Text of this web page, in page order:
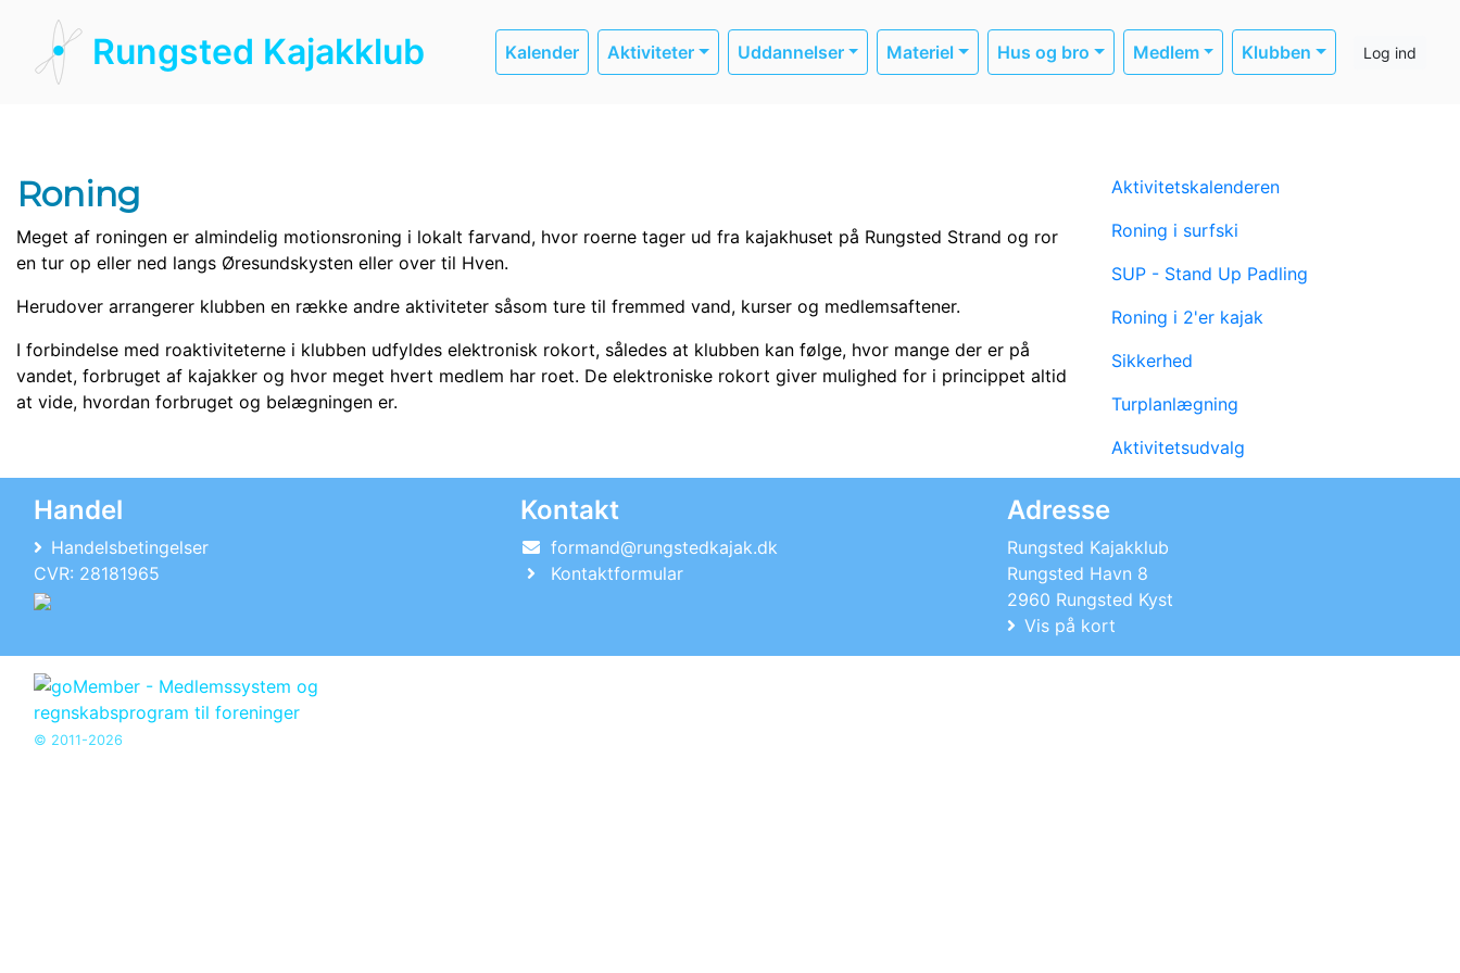
Rungsted Kajakklub Kalender Aktiviteter Uddannelser Materiel Hus og bro Medlem Klubben Log ind
Roning
Meget af roningen er almindelig motionsroning i lokalt farvand, hvor roerne tager ud fra kajakhuset på Rungsted Strand og ror
en tur op eller ned langs Øresundskysten eller over til Hven.
Herudover arrangerer klubben en række andre aktiviteter såsom ture til fremmed vand, kurser og medlemsaftener.
I forbindelse med roaktiviteterne i klubben udfyldes elektronisk rokort, således at klubben kan følge, hvor mange der er på
vandet, forbruget af kajakker og hvor meget hvert medlem har roet. De elektroniske rokort giver mulighed for i princippet altid
at vide, hvordan forbruget og belægningen er.
Aktivitetskalenderen
Roning i surfski
SUP - Stand Up Padling
Roning i 2'er kajak
Sikkerhed
Turplanlægning
Aktivitetsudvalg
Handel
Handelsbetingelser
CVR: 28181965
Kontakt
formand@rungstedkajak.dk
Kontaktformular
Adresse
Rungsted Kajakklub
Rungsted Havn 8
2960 Rungsted Kyst
Vis på kort
© 2011-2026